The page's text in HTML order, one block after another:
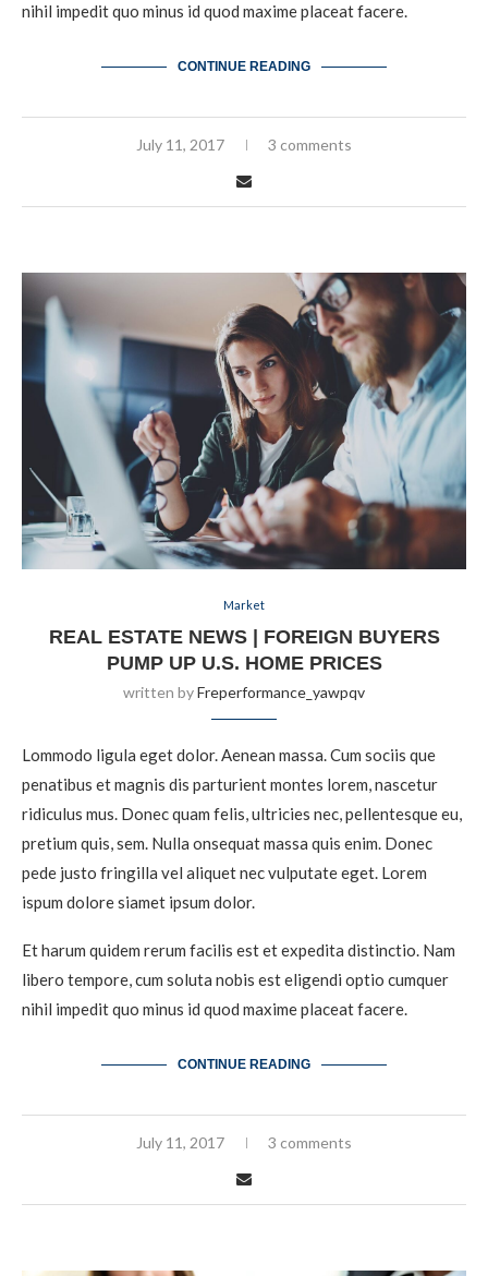
nihil impedit quo minus id quod maxime placeat facere.
CONTINUE READING
July 11, 2017 3 comments
Market
REAL ESTATE NEWS | FOREIGN BUYERS
PUMP UP U.S. HOME PRICES
written byFreperformance_yawpqv
Lommodo ligula eget dolor. Aenean massa. Cum sociis que
penatibus et magnis dis parturient montes lorem, nascetur
ridiculus mus. Donec quam felis, ultricies nec, pellentesque eu,
pretium quis, sem. Nulla onsequat massa quis enim. Donec
pede justo fringilla vel aliquet nec vulputate eget. Lorem
ispum dolore siamet ipsum dolor.
Et harum quidem rerum facilis est et expedita distinctio. Nam
libero tempore, cum soluta nobis est eligendi optio cumquer
nihil impedit quo minus id quod maxime placeat facere.
CONTINUE READING
July 11, 2017 3 comments